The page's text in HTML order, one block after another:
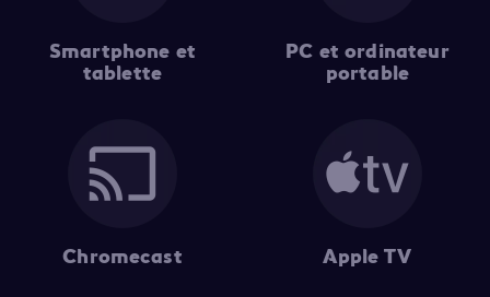
Smartphone et
tablette
PC et ordinateur
portable
Chromecast Apple TV